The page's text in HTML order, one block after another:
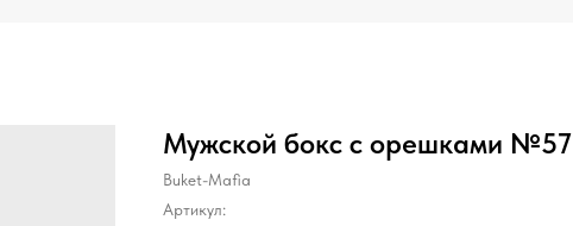
Мужской бокс с орешками №57
Buket-Mafia
Артикул: